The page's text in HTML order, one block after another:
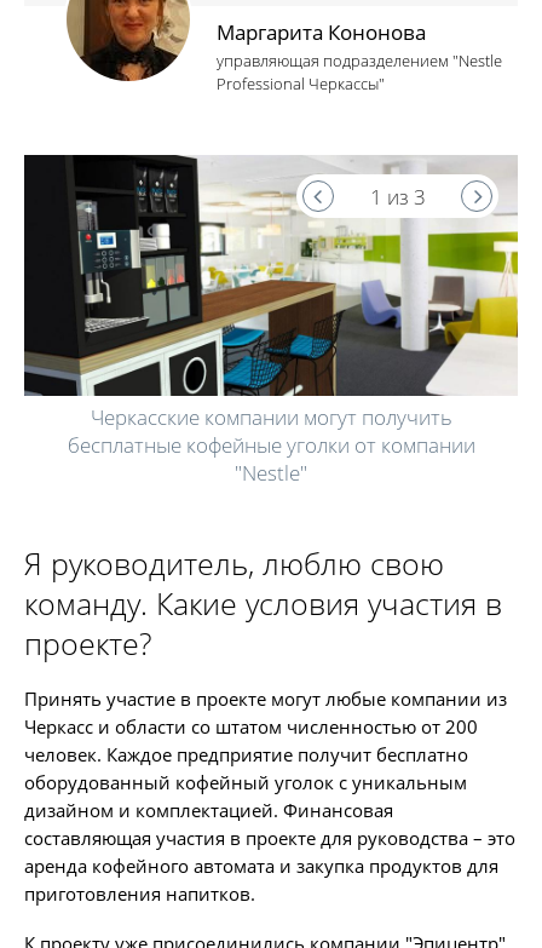
Маргарита Кононова
управляющая подразделением "Nestle
Professional Черкассы"
Черкасские компании могут получить
бесплатные кофейные уголки от компании
"Nestle"
1 из 3
Я руководитель, люблю свою
команду. Какие условия участия в
проекте?
Принять участие в проекте могут любые компании из
Черкасс и области со штатом численностью от 200
человек. Каждое предприятие получит бесплатно
оборудованный кофейный уголок с уникальным
дизайном и комплектацией. Финансовая
составляющая участия в проекте для руководства – это
аренда кофейного автомата и закупка продуктов для
приготовления напитков.
К проекту уже присоединились компании "Эпицентр",